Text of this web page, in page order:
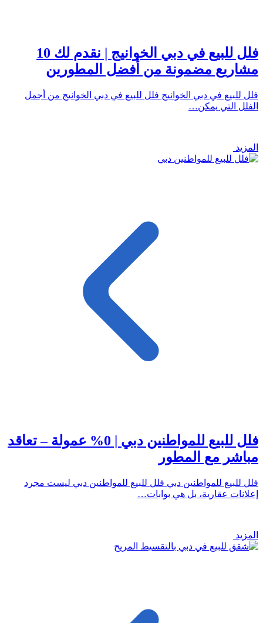
فلل للبيع في دبي الخوانيج | نقدم لك 10
مشاريع مضمونة من أفضل المطورين
فلل للبيع في دبي الخوانيج فلل للبيع في دبي الخوانيج من أجمل
الفلل التي يمكن…
المزيد
فلل للبيع للمواطنين دبي | 0% عمولة – تعاقد
مباشر مع المطور
فلل للبيع للمواطنين دبي فلل للبيع للمواطنين دبي ليست مجرد
إعلانات عقارية، بل هي بوابات…
المزيد